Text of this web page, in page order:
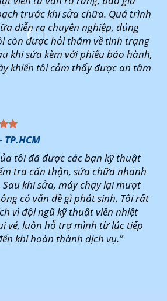
trước khi sửa chữa. Quá trình
diễn ra chuyên nghiệp, đúng
còn được hỏi thăm về tình trạng
khi sửa kèm với phiếu bảo hành,
khiến tôi cảm thấy được an tâm
TP.HCM
tôi đã được các bạn kỹ thuật
tra cẩn thận, sửa chữa nhanh
Sau khi sửa, máy chạy lại mượt
có vấn đề gì phát sinh. Tôi rất
vì đội ngũ kỹ thuật viên nhiệt
vẻ, luôn hỗ trợ mình từ lúc tiếp
khi hoàn thành dịch vụ.”